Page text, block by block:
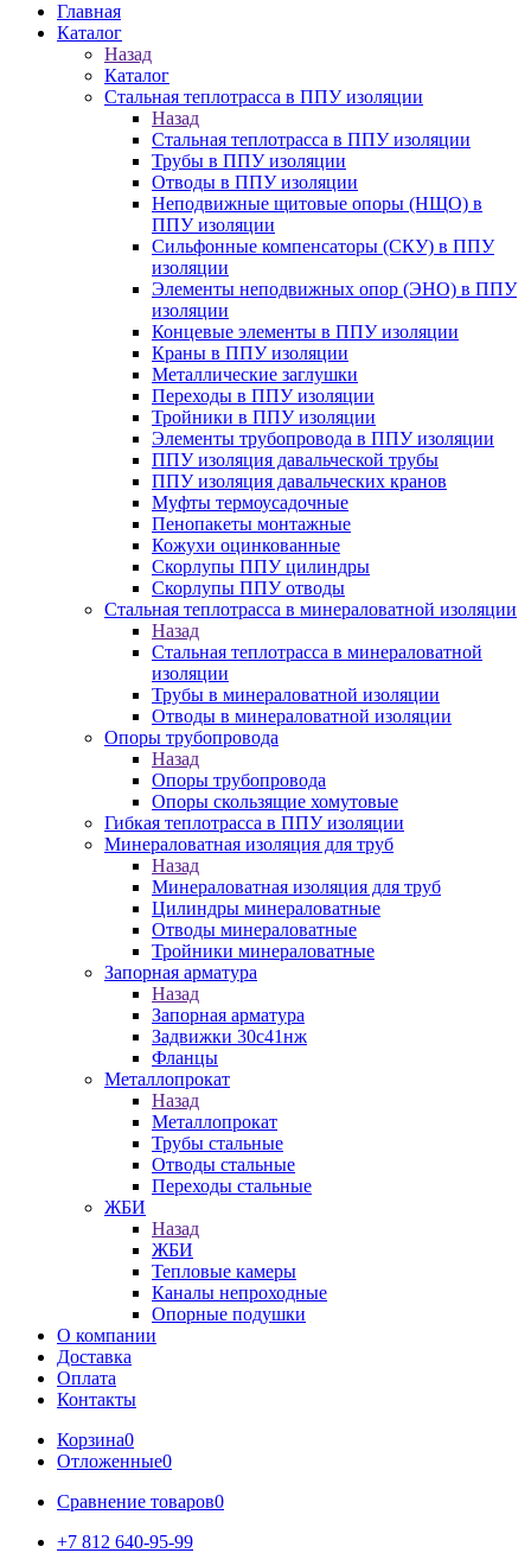
Главная
Каталог
Назад
Каталог
Стальная теплотрасса в ППУ изоляции
Назад
Стальная теплотрасса в ППУ изоляции
Трубы в ППУ изоляции
Отводы в ППУ изоляции
Неподвижные щитовые опоры (НЩО) в
ППУ изоляции
Cильфонные компенсаторы (СКУ) в ППУ
изоляции
Элементы неподвижных опор (ЭНО) в ППУ
изоляции
Концевые элементы в ППУ изоляции
Краны в ППУ изоляции
Металлические заглушки
Переходы в ППУ изоляции
Тройники в ППУ изоляции
Элементы трубопровода в ППУ изоляции
ППУ изоляция давальческой трубы
ППУ изоляция давальческих кранов
Муфты термоусадочные
Пенопакеты монтажные
Кожухи оцинкованные
Скорлупы ППУ цилиндры
Скорлупы ППУ отводы
Стальная теплотрасса в минераловатной изоляции
Назад
Стальная теплотрасса в минераловатной
изоляции
Трубы в минераловатной изоляции
Отводы в минераловатной изоляции
Опоры трубопровода
Назад
Опоры трубопровода
Опоры скользящие хомутовые
Гибкая теплотрасса в ППУ изоляции
Минераловатная изоляция для труб
Назад
Минераловатная изоляция для труб
Цилиндры минераловатные
Отводы минераловатные
Тройники минераловатные
Запорная арматура
Назад
Запорная арматура
Задвижки 30с41нж
Фланцы
Металлопрокат
Назад
Металлопрокат
Трубы стальные
Отводы стальные
Переходы стальные
ЖБИ
Назад
ЖБИ
Тепловые камеры
Каналы непроходные
Опорные подушки
О компании
Доставка
Оплата
Контакты
Корзина0
Отложенные0
Сравнение товаров0
+7 812 640-95-99